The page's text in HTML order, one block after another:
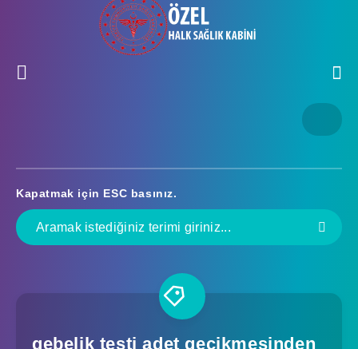
Kapatmak için ESC basınız.
gebelik testi adet gecikmesinden